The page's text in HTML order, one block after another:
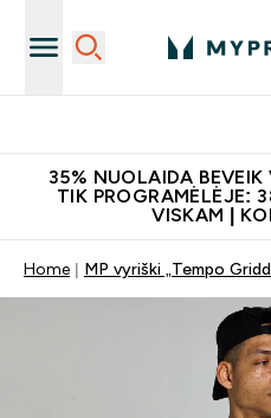
35% NUOLAIDA
TIK PROGRAMĖLĖJE:
VISKAM |
Home MP vyriški „Tempo